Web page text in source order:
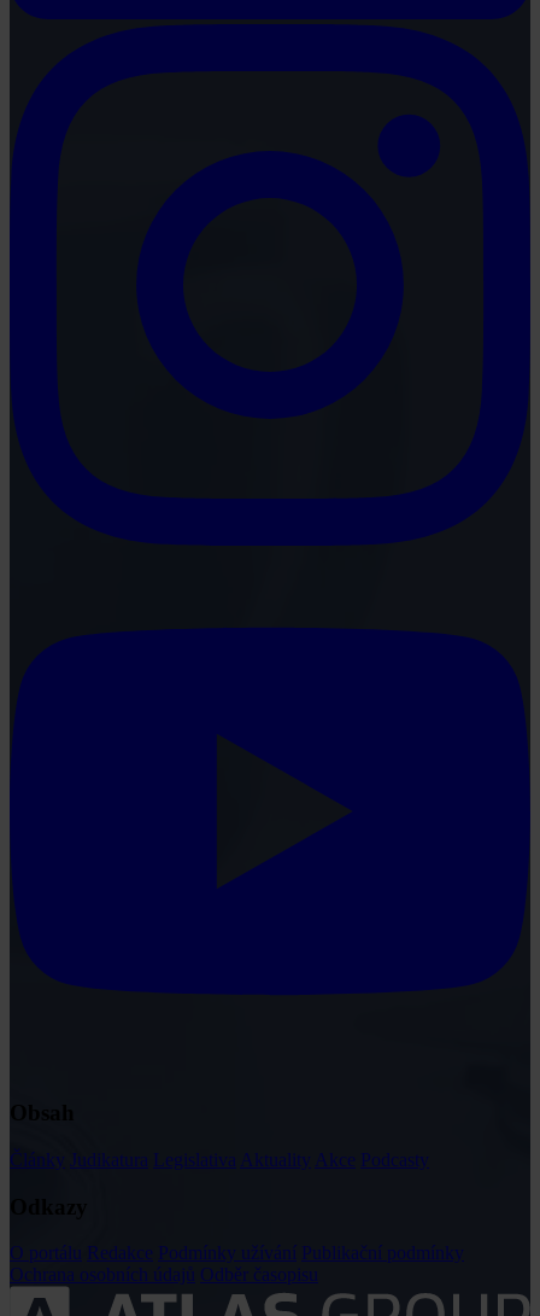
Články Judikatura Legislativa Aktuality Akce Podcasty
O portálu Redakce Podmínky užívání Publikační podmínky
Ochrana osobních údajů Odběr časopisu